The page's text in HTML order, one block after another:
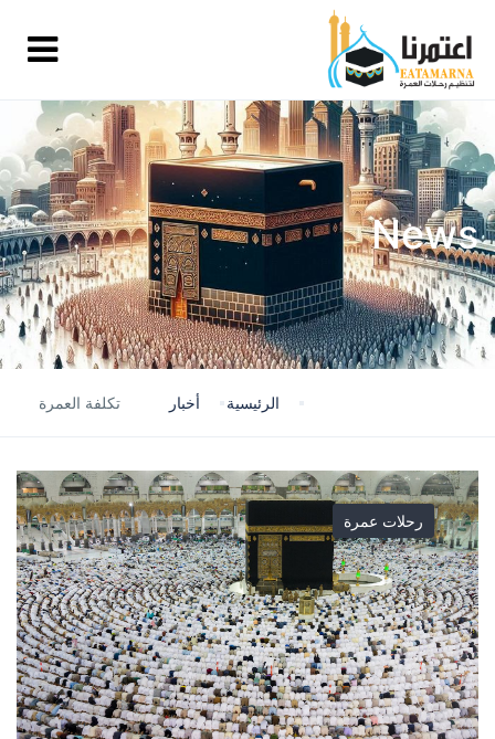
News
الرئيسية أخبار تكلفة العمرة
رحلات عمرة